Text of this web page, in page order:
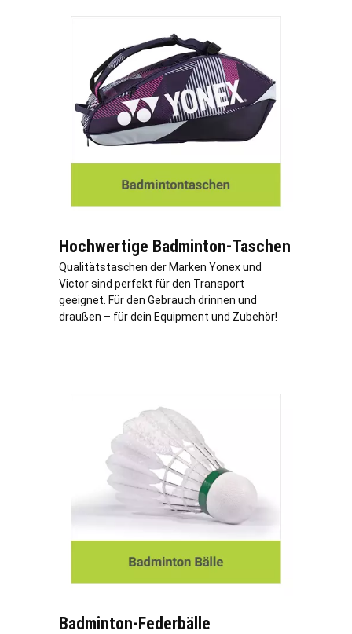
Hochwertige Badminton-Taschen
Qualitätstaschen der Marken Yonex und
Victor sind perfekt für den Transport
geeignet. Für den Gebrauch drinnen und
draußen – für dein Equipment und Zubehör!
Badminton-Federbälle